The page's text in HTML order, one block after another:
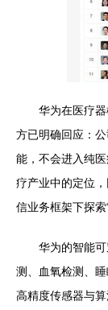
华为在医疗
方已明确回应：
能，不会进入纯
疗产业中的定位
信业务框架下探索
华为的智能
测、血氧检测、
高精度传感器与